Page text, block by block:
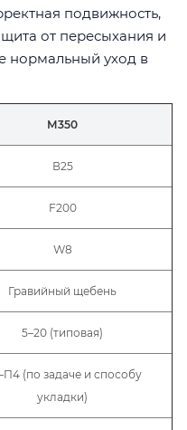
подвижность,
от пересыхания и
нормальный уход в
М350
В25
F200
W8
Гравийный щебень
5–20 (типовая)
(по задаче и способу
укладки)